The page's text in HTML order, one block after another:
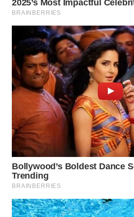
SUMEDANG
CIANJUR
WN
KEPULAUAN
SERIBU
WN
TANGERANG
WN
BINJAI
WN
CIREBON